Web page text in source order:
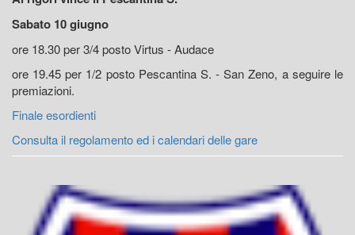
Sabato 10 giugno
ore 18.30 per 3/4 posto Virtus - Audace
ore 19.45 per 1/2 posto Pescantina S. - San Zeno, a seguire le
premiazioni.
Finale esordienti
Consulta il regolamento ed i calendari delle gare